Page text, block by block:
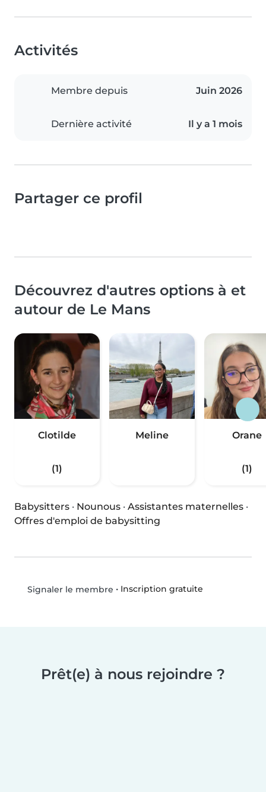
Activités
Membre depuis Juin 2026
Dernière activité Il y a 1 mois
Partager ce profil
Découvrez d'autres options à et
autour de Le Mans
Clotilde
(1)
Meline Orane
(1)
Babysitters · Nounous · Assistantes maternelles ·
Offres d'emploi de babysitting
Signaler le membre • Inscription gratuite
Prêt(e) à nous rejoindre ?